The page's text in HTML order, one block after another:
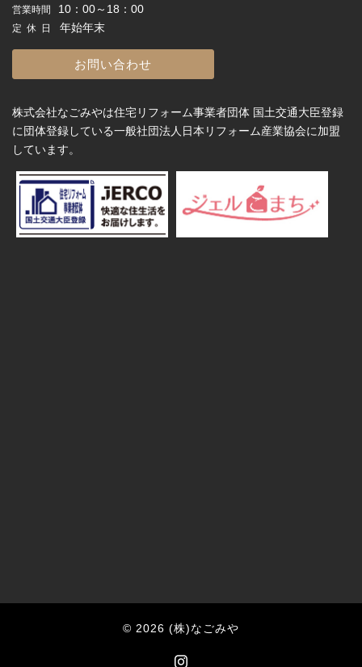
営業時間 10：00～18：00
定休日 年始年末
お問い合わせ
株式会社なごみやは住宅リフォーム事業者団体 国土交通大臣登録
に団体登録している一般社団法人日本リフォーム産業協会に加盟
しています。
© 2026 (株)なごみや
https://www.instagram.com/